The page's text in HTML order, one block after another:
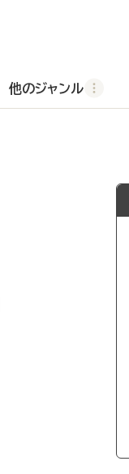
他のジャンル